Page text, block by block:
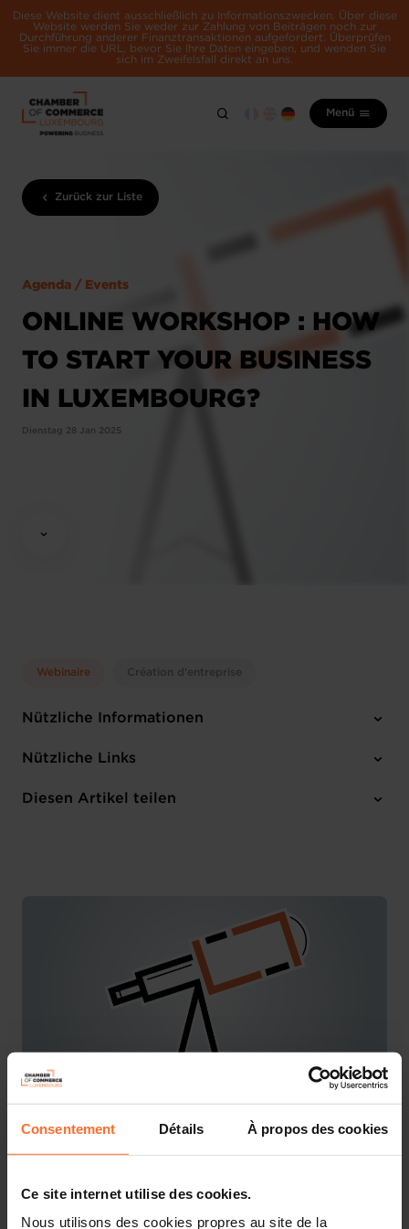
Consentement Détails À propos des cookies
Ce site internet utilise des cookies.
Nous utilisons des cookies propres au site de la
Diese Website dient ausschließlich zu Informationszwecken. Über diese
Website werden Sie weder zur Zahlung von Beiträgen noch zur
Durchführung anderer Finanztransaktionen aufgefordert. Überprüfen
Sie immer die URL, bevor Sie Ihre Daten eingeben, und wenden Sie
sich im Zweifelsfall direkt an uns.
Menü
Zurück zur Liste
Agenda / Events
ONLINE WORKSHOP : HOW
TO START YOUR BUSINESS
IN LUXEMBOURG?
Dienstag 28 Jan 2025
Webinaire Création d'entreprise
Nützliche Informationen
Dienstag 28 Jan 2025
Online Workshop
Nützliche Links
Anmelden
Diesen Artikel teilen
You are starting a business from scratch or buying an
point of contact for entrepreneurs.